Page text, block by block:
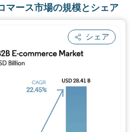
マース市場の規模とシェア
シェア